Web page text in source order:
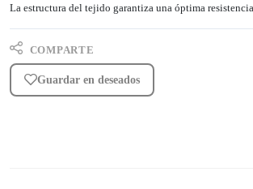
La estructura del tejido garantiza una óptima
COMPARTE
Guardar en deseados